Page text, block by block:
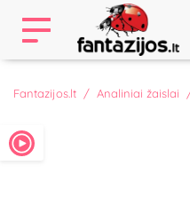
Fantazijos.lt Analiniai žaislai